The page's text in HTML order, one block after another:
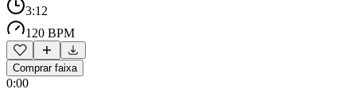
3:12
120 BPM
Comprar faixa
0:00